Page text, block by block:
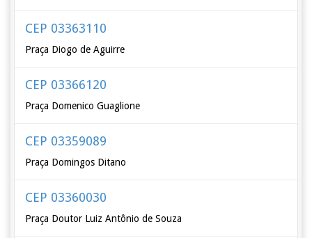
CEP 03363110
Praça Diogo de Aguirre
CEP 03366120
Praça Domenico Guaglione
CEP 03359089
Praça Domingos Ditano
CEP 03360030
Praça Doutor Luiz Antônio de Souza